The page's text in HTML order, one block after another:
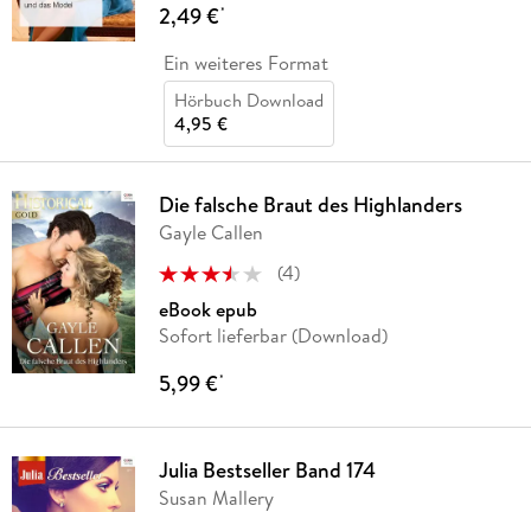
2,49 €*
Ein weiteres Format
Hörbuch Download
4,95 €
Die falsche Braut des Highlanders
Gayle Callen
(4)
eBook epub
Sofort lieferbar (Download)
5,99 €*
Julia Bestseller Band 174
Susan Mallery